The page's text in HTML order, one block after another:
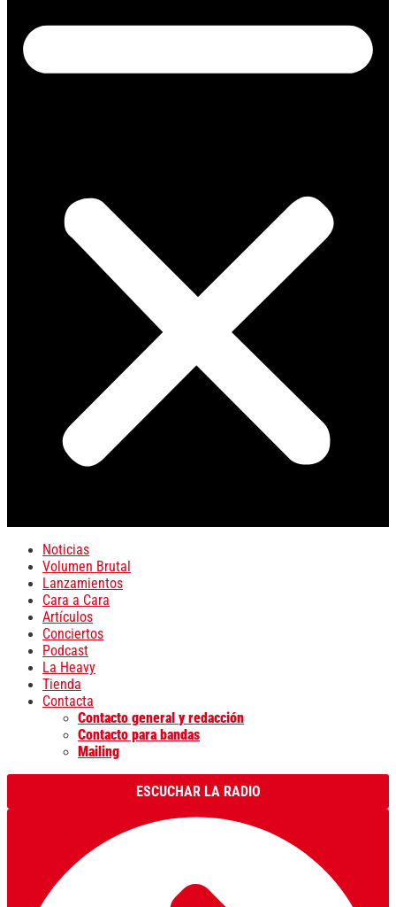
Noticias
Volumen Brutal
Lanzamientos
Cara a Cara
Artículos
Conciertos
Podcast
La Heavy
Tienda
Contacta
Contacto general y redacción
Contacto para bandas
Mailing
ESCUCHAR LA RADIO